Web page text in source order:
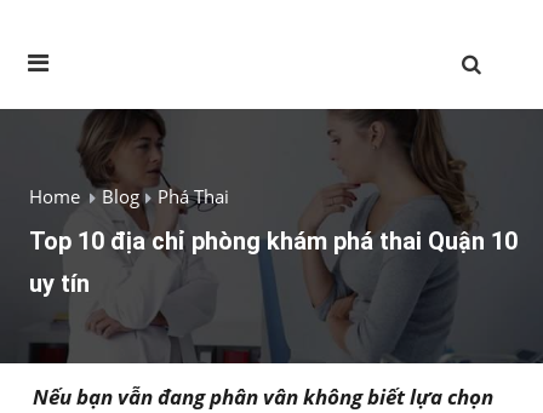
Home Blog Phá Thai
Top 10 địa chỉ phòng khám phá thai Quận 10
uy tín
Nếu bạn vẫn đang phân vân không biết lựa chọn